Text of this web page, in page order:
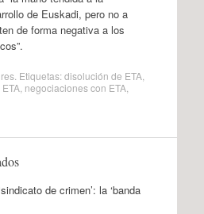
de Euskadi, pero no a
de forma negativa a los
. Etiquetas:disolución de ETA,
ETA, negociaciones con ETA,
de crimen’: la ‘banda